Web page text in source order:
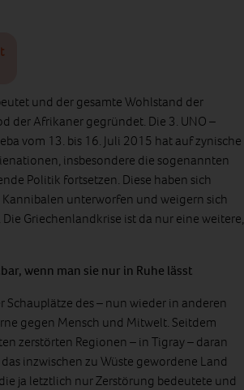
und der gesamte Wohlstand der
der Afrikaner gegründet. Die 3. UNO –
vom 13. bis 16. Juli 2015 hat auf zynische
insbesondere die sogenannten
Politik fortsetzen. Diese haben sich
unterworfen und weigern sich
Griechenlandkrise ist da nur eine weitere,
wenn man sie nur in Ruhe lässt
Schauplätze des – nun wieder in anderen
gegen Mensch und Mitwelt. Seitdem
zerstörten Regionen – in Tigray – daran
inzwischen zu Wüste gewordene Land
ja letztlich nur Zerstörung bedeutete und